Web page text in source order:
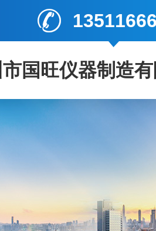
国旺仪器制造